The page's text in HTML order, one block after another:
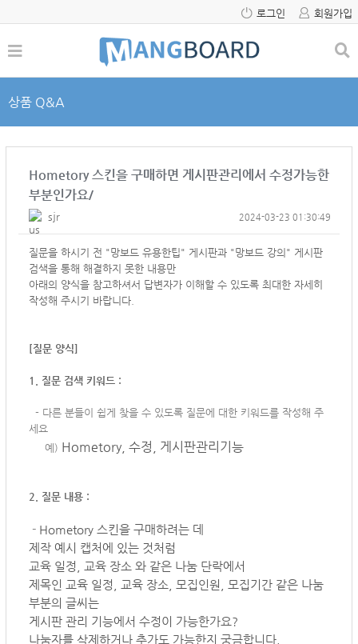
로그인 회원가입
상품 Q&A
Hometory 스킨을 구매하면 게시판관리에서 수정가능한
부분인가요/
sjr 2024-03-23 01:30:49
질문을 하시기 전 "망보드 유용한팁" 게시판과 "망보드 강의" 게시판
검색을 통해 해결하지 못한 내용만
아래의 양식을 참고하셔서 답변자가 이해할 수 있도록 최대한 자세히
작성해 주시기 바랍니다.
[질문 양식]
1. 질문 검색 키워드 :
- 다른 분들이 쉽게 찾을 수 있도록 질문에 대한 키워드를 작성해 주
세요
예) Hometory, 수정, 게시판관리기능
2. 질문 내용 :
- Hometory 스킨을 구매하려는 데
제작 예시 캡처에 있는 것처럼
교육 일정, 교육 장소 와 같은 나눔 단락에서
제목인 교육 일정, 교육 장소, 모집인원, 모집기간 같은 나눔
부분의 글씨는
게시판 관리 기능에서 수정이 가능한가요?
나눔자를 삭제하거나 추가도 가능한지 궁금합니다.